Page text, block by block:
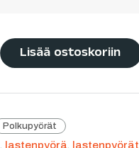
Lisää ostoskoriin
Polkupyörät
lastenpyörä lastenpyörät